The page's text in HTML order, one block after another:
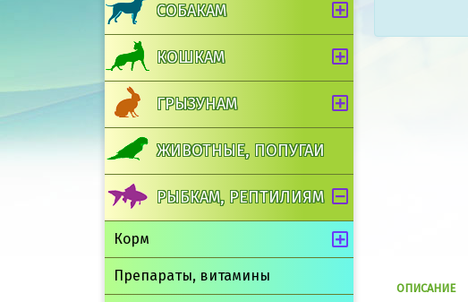
СОБАКАМ
КОШКАМ
ГРЫЗУНАМ
ЖИВОТНЫЕ, ПОПУГАИ
РЫБКАМ, РЕПТИЛИЯМ
Корм
Препараты, витамины
ОПИСАНИЕ